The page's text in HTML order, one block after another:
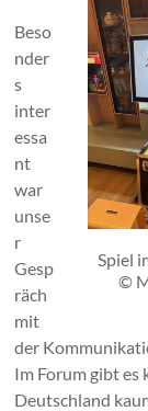
Spiel
©
Beso
nder
s
inter
essa
nt
war
unse
r
Gesp
räch
mit
der
Im Forum gibt es
Deutschland